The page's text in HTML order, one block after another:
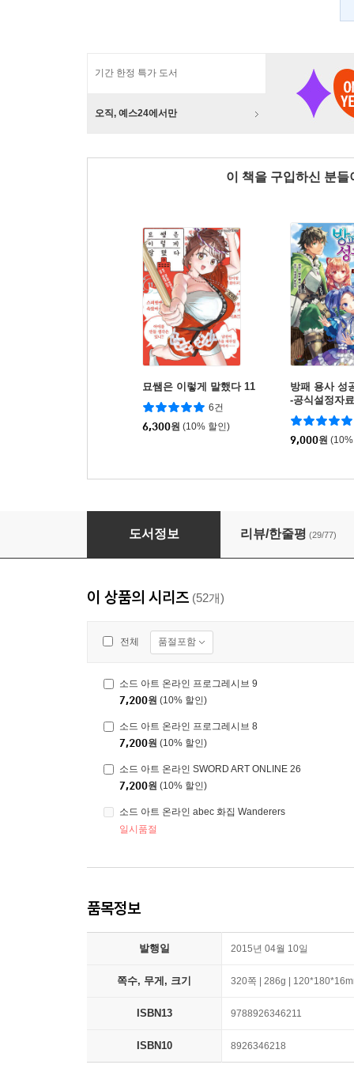
기간 한정 특가 도서
오직, 예스24에서만
이 책을 구입하신 분
묘쌤은 이렇게 말했다 11
6건
6,300원 (10% 할인)
방패 용사 성
-공식설정자
9,000원
소드 아트 온라인 SWORD ART ONLINE 15
도서정보 리뷰/한줄평 (29/77)
이 상품의 시리즈 (52개)
전체 품절포함
소드 아트 온라인 프로그레시브 9
7,200원 (10% 할인)
소드 아트 온라인 프로그레시브 8
7,200원 (10% 할인)
소드 아트 온라인 SWORD ART ONLINE 26
7,200원 (10% 할인)
소드 아트 온라인 abec 화집 Wanderers
일시품절
품목정보
발행일 2015년 04월 10일
쪽수, 무게, 크기 320쪽 | 286g |
ISBN13 9788926346211
ISBN10 8926346218